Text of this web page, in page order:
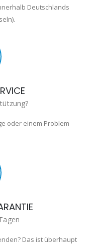
Deutschlands
oder einem Problem
Das ist überhaupt